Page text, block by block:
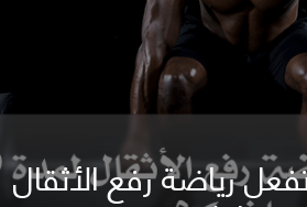
رياضة رفع الأثقال